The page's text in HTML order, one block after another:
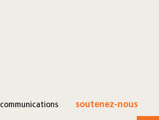
communications soutenez-nous